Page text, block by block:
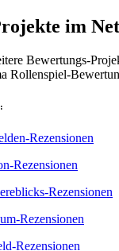
im
Bewertungs-
Rollenspiel-
Rezensionen
Rezensionen
Rezensionen
Rezensionen
Rezensionen